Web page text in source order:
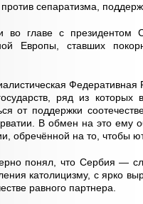
сепаратизма,
во главе с президентом
Европы, ставших
Федеративная
ряд из
от поддержки
В обмен на это ему
обречённой на то, чтобы
понял, что Сербия —
католицизму, с ярко
равного партнера.